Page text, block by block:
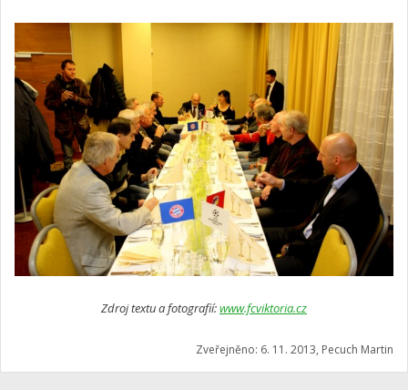
Zdroj textu a fotografií:www.fcviktoria.cz
Zveřejněno: 6. 11. 2013, Pecuch Martin